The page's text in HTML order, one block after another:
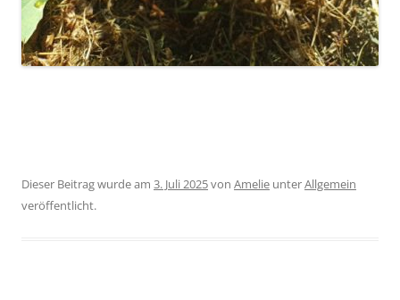
Dieser Beitrag wurde am 3. Juli 2025von Amelie unterAllgemein
veröffentlicht.